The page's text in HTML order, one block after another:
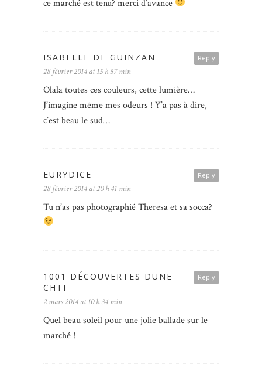
ce marché est tenu? merci d’avance
Reply
ISABELLE DE GUINZAN
28 février 2014 at 15 h 57 min
Olala toutes ces couleurs, cette lumière…
J’imagine même mes odeurs ! Y’a pas à dire,
c’est beau le sud…
Reply
EURYDICE
28 février 2014 at 20 h 41 min
Tu n’as pas photographié Theresa et sa socca?
Reply
1001 DÉCOUVERTES DUNE
CHTI
2 mars 2014 at 10 h 34 min
Quel beau soleil pour une jolie ballade sur le
marché !